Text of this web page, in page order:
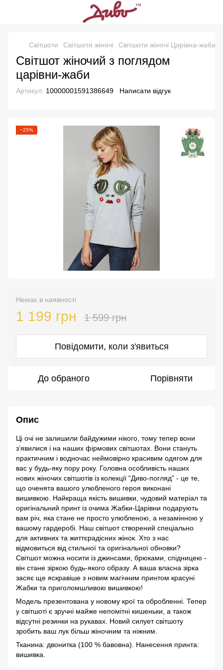
Свiтшоти Світшоти жіночі Світшоти жіночі Царівна-жаба
Світшот жіночий з поглядом
царівни-жаби
Артикул: 10000001591386649 Написати відгук
−25%
Немає в наявності
1 199 грн 1 599 грн
Повідомити, коли з'явиться
До обраного Порівняти
Опис
Ці очі не залишили байдужими нікого, тому тепер вони
з’явилися і на наших фірмових світшотах. Вони стануть
практичним і водночас неймовірно красивим одягом для
вас у будь-яку пору року. Головна особливість наших
нових жіночих світшотів із колекції “Диво-погляд” - це те,
що оченята вашого улюбленого героя виконані
вишивкою. Найкраща якість вишивки, чудовий матеріал та
оригінальний принт із очима Жабки-Царівни подарують
вам річ, яка стане не просто улюбленою, а незамінною у
вашому гардеробі. Наш світшот створений спеціально
для активних та життєрадісних жінок. Хто з нас
відмовиться від стильної та оригінальної обновки?
Світшот можна носити із джинсами, брюками, спідницею -
він стане зіркою будь-якого образу. А ваша власна зірка
засяє ще яскравіше з новим магічним принтом красуні
Жабки та приголомшливою вишивкою!
Модель презентована у новому крої та обробленні. Тепер
у світшоті є зручні майже непомітні кишеньки, а також
відсутні резинки на рукавах. Новий силует світшоту
зробить ваш лук більш жіночним та ніжним.
Тканина: двонитка (100 % бавовна). Нанесення принта:
вишивка.